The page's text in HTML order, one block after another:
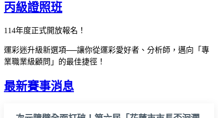
丙級證照班
114年度正式開放報名！
運彩迷升級新選項──讓你從運彩愛好者、分析師，邁向「專
業職業級顧問」的最佳捷徑！
最新賽事消息